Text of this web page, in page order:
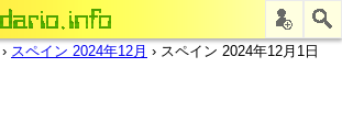
› スペイン 2024年12月 › スペイン 2024年12月1日